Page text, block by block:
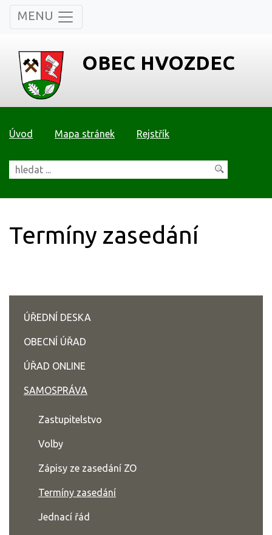
MENU
OBEC HVOZDEC
Úvod Mapa stránek Rejstřík
Termíny zasedání
ÚŘEDNÍ DESKA
OBECNÍ ÚŘAD
ÚŘAD ONLINE
SAMOSPRÁVA
Zastupitelstvo
Volby
Zápisy ze zasedání ZO
Termíny zasedání
Jednací řád